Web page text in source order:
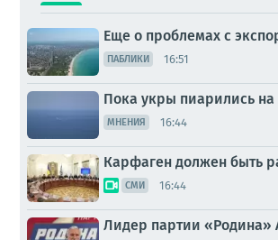
Еще о проблемах с
ПАБЛИКИ 16:51
Пока укры пиарились
МНЕНИЯ 16:44
Карфаген должен быть
СМИ 16:44
Лидер партии «Родина»